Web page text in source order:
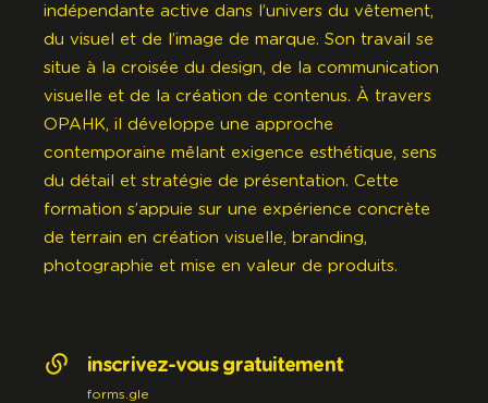
indépendante active dans l’univers du vêtement,
du visuel et de l’image de marque. Son travail se
situe à la croisée du design, de la communication
visuelle et de la création de contenus. À travers
OPAHK, il développe une approche
contemporaine mêlant exigence esthétique, sens
du détail et stratégie de présentation. Cette
formation s’appuie sur une expérience concrète
de terrain en création visuelle, branding,
photographie et mise en valeur de produits.
inscrivez-vous gratuitement
forms.gle